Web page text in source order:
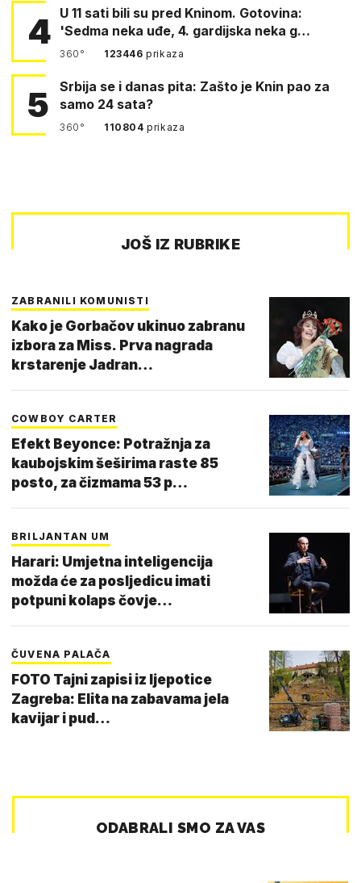
4 U 11 sati bili su pred Kninom. Gotovina:
'Sedma neka uđe, 4. gardijska neka g…
360° 123446prikaza
5
Srbija se i danas pita: Zašto je Knin pao za
samo 24 sata?
360° 110804prikaza
JOŠ IZ RUBRIKE
ZABRANILI KOMUNISTI
Kako je Gorbačov ukinuo zabranu
izbora za Miss. Prva nagrada
krstarenje Jadran…
COWBOY CARTER
Efekt Beyonce: Potražnja za
kaubojskim šeširima raste 85
posto, za čizmama 53 p…
BRILJANTAN UM
Harari: Umjetna inteligencija
možda će za posljedicu imati
potpuni kolaps čovje…
ČUVENA PALAČA
FOTO Tajni zapisi iz ljepotice
Zagreba: Elita na zabavama jela
kavijar i pud…